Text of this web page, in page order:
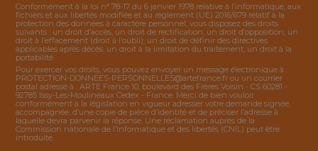
Conformément à la loi n° 78-17 du 6 janvier 1978 relative à l’informatique, aux
fichiers et aux libertés modifiée et au règlement (UE) 2016/679 relatif à la
protection des données à caractère personnel, vous disposez des droits
suivants : un droit d’accès, un droit de rectification, un droit d’opposition, un
droit à l’effacement (droit à l’oubli), un droit de définir des directives
applicables après décès, un droit à la limitation du traitement, un droit à la
portabilité.
Pour exercer vos droits, vous pouvez envoyer un message électronique à :
PROTECTION-DONNEES-PERSONNELLES@artefrance.fr ou un courrier
postal adressé à : ARTE France 10, boulevard des Frères Voisin - CS 60281 -
92785 Issy-Les-Moulineaux Cedex - France. Merci de bien vouloir
conformément à la législation en vigueur adresser votre demande signée,
accompagnée, d’une copie de pièce d’identité et de préciser l’adresse à
laquelle devra parvenir la réponse. Une réclamation auprès de la
Commission nationale de l’Informatique et des libertés (CNIL) peut être
introduite.